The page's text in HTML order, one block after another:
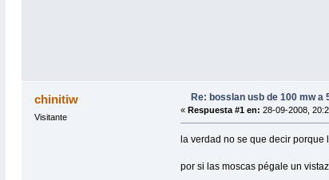
chinitiw
Visitante
Re: bosslan usb de 100 mw a
«Respuesta #1 en: 28-09-2008,
la verdad no se que decir
por si las moscas pégale un